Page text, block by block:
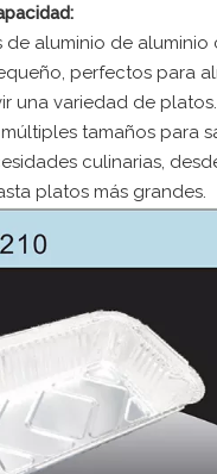
de aluminio de aluminio
perfectos para
una variedad de platos.
tamaños para
culinarias,
platos más grandes.